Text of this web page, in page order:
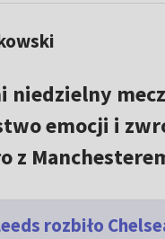
niedzielny
emocji i
z
rozbiło